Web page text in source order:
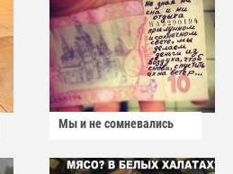
Мы и не сомневались